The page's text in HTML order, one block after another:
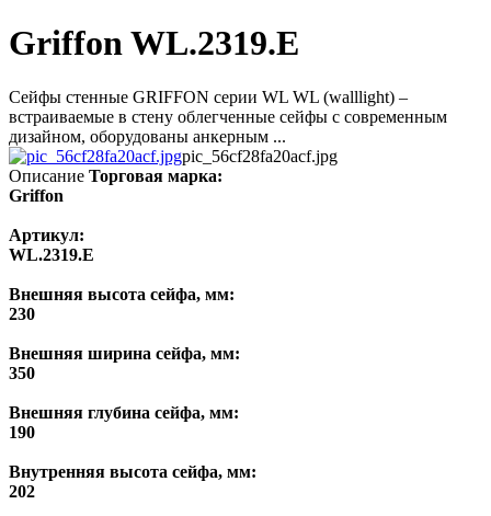
Griffon WL.2319.E
Сейфы стенные GRIFFON серии WL WL (walllight) –
встраиваемые в стену облегченные сейфы с современным
дизайном, оборудованы анкерным ...
pic_56cf28fa20acf.jpg
Описание Торговая марка:
Griffon
Артикул:
WL.2319.E
Внешняя высота сейфа, мм:
230
Внешняя ширина сейфа, мм:
350
Внешняя глубина сейфа, мм:
190
Внутренняя высота сейфа, мм:
202